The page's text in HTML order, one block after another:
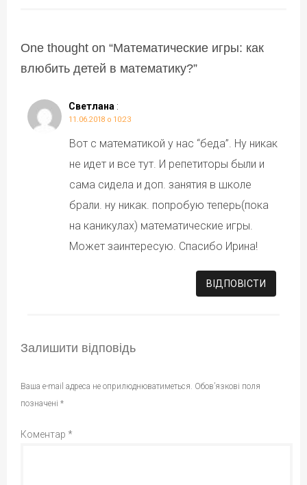
One thought on “Математические игры: как
влюбить детей в математику?”
Светлана :
11.06.2018 о 10:23
Вот с математикой у нас “беда”. Ну никак
не идет и все тут. И репетиторы были и
сама сидела и доп. занятия в школе
брали. ну никак. попробую теперь(пока
на каникулах) математические игры.
Может заинтересую. Спасибо Ирина!
ВІДПОВІCТИ
Залишити відповідь
Ваша e-mail адреса не оприлюднюватиметься. Обов’язкові поля
позначені *
Коментар *